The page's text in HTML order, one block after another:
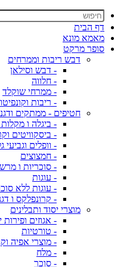
דף הבית
מאמא מונא
סופר מרקט
דבש ריבות וממרחים
- דבש וסילאן
- חלווה
- ממרחי שוקלד
- ריבות
חטיפים - ממתקים
- ביגלה ו
- ביסקוויטים
- וופלים וגביעי
- חמצוצים
- סוכריות ו
- עוגות
- עוגות ללא
- קרונפלקס ו
מוצרי יסוד ותבלינים
- אגוזים ופירות
- טורטיות
- מוצרי אפיה
- מלח
- סוכר